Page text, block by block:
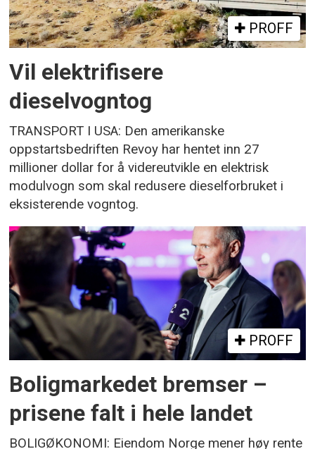
PROFF
Vil elektrifisere
dieselvogntog
TRANSPORT I USA: Den amerikanske
oppstartsbedriften Revoy har hentet inn 27
millioner dollar for å videreutvikle en elektrisk
modulvogn som skal redusere dieselforbruket i
eksisterende vogntog.
PROFF
Boligmarkedet bremser –
prisene falt i hele landet
BOLIGØKONOMI: Eiendom Norge mener høy rente